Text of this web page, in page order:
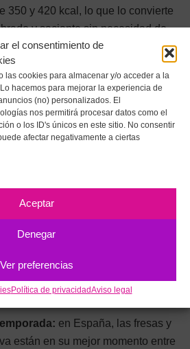
el consentimiento de
las cookies para almacenar y/o acceder a la
hacemos para mejorar la experiencia de
(no) personalizados. El
nos permitirá procesar datos como el
o los ID's únicos en este sitio. No consentir
afectar negativamente a ciertas
Aceptar
Denegar
Ver preferencias
Política de privacidadAviso legal
350 y 420 kcal, lo que lo convierte
y saciante sin necesidad de
QUE EL SMOOTHIE
CADA VEZ
maduro:cuando el plátano
de marrón es el momento ideal
dulzor natural.
líquido:
con 30 ml y añade más solo si la
de servir:meter el bol en el
antes hace que la base tarde
en España, las fresas y
están en su mejor momento entre